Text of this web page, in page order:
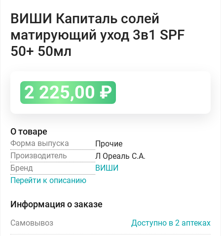
ВИШИ Капиталь солей
матирующий уход 3в1 SPF
50+ 50мл
2 225,00 ₽
О товаре
Форма выпуска
Прочие
Производитель
Л Ореаль С.А.
Бренд
ВИШИ
Перейти к описанию
Информация о заказе
Самовывоз Доступно в 2 аптеках